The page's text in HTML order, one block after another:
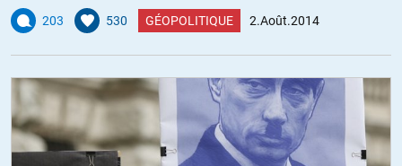
203 530 GÉOPOLITIQUE 2.Août.2014